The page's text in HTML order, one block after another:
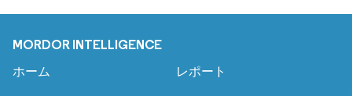
MORDOR INTELLIGENCE
ホーム レポート